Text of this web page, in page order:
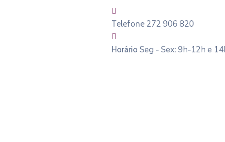
Telefone 272 906 820
Horário Seg - Sex: 9h-12h e